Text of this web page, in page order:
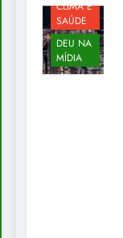
CLIMA E
SAÚDE
DEU NA
MÍDIA